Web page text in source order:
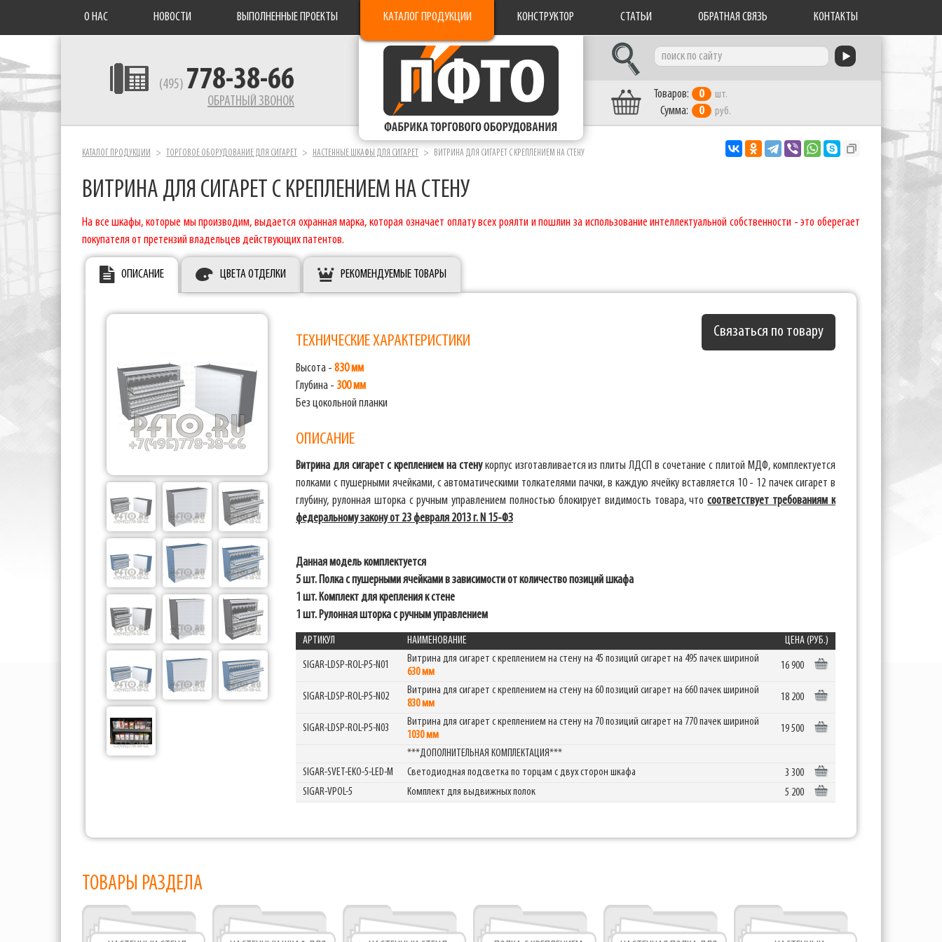
О НАС НОВОСТИ ВЫПОЛНЕННЫЕ ПРОЕКТЫ КАТАЛОГ ПРОДУКЦИИ КОНСТРУКТОР СТАТЬИ ОБРАТНАЯ СВЯЗЬ КОНТАКТЫ
(495) 778-38-66
ОБРАТНЫЙ ЗВОНОК
Фабрика торгового оборудования
Товаров: 0 шт.
Сумма: 0 руб.
КАТАЛОГ ПРОДУКЦИИ ТОРГОВОЕ ОБОРУДОВАНИЕ ДЛЯ СИГАРЕТ НАСТЕННЫЕ ШКАФЫ ДЛЯ СИГАРЕТ ВИТРИНА ДЛЯ СИГАРЕТ С КРЕПЛЕНИЕМ НА СТЕНУ
ВИТРИНА ДЛЯ СИГАРЕТ С КРЕПЛЕНИЕМ НА СТЕНУ
На все шкафы, которые мы производим, выдается охранная марка, которая означает оплату всех роялти и пошлин за использование интеллектуальной собственности - это оберегает
покупателя от претензий владельцев действующих патентов.
ОПИСАНИЕ ЦВЕТА ОТДЕЛКИ РЕКОМЕНДУЕМЫЕ ТОВАРЫ
Связаться по товару
ТЕХНИЧЕСКИЕ ХАРАКТЕРИСТИКИ
Высота - 830 мм
Глубина - 300 мм
Без цокольной планки
ОПИСАНИЕ
Витрина для сигарет с креплением на стенукорпус изготавливается из плиты ЛДСП в сочетание с плитой МДФ, комплектуется
полками с пушерными ячейками, с автоматическими толкателями пачки, в каждую ячейку вставляется 10 - 12 пачек сигарет в
глубину, рулонная шторка с ручным управлением полностью блокирует видимость товара, чтосоответствует требованиям к
федеральному закону от 23 февраля 2013 г. N 15-ФЗ
Данная модель комплектуется
5 шт. Полка с пушерными ячейками в зависимости от количество позиций шкафа
1 шт. Комплект для крепления к стене
1 шт. Рулонная шторка с ручным управлением
АРТИКУЛ НАИМЕНОВАНИЕ ЦЕНА (РУБ.)
SIGAR-LDSP-ROL-P5-N01
Витрина для сигарет с креплением на стену на 45 позиций сигарет на 495 пачек шириной
630 мм
16 900
SIGAR-LDSP-ROL-P5-N02
Витрина для сигарет с креплением на стену на 60 позиций сигарет на 660 пачек шириной
830 мм
18 200
SIGAR-LDSP-ROL-P5-N03
Витрина для сигарет с креплением на стену на 70 позиций сигарет на 770 пачек шириной
1030 мм
19 500
***ДОПОЛНИТЕЛЬНАЯ КОМПЛЕКТАЦИЯ***
SIGAR-SVET-EKO-5-LED-M
Светодиодная подсветка по торцам с двух сторон шкафа
3 300
SIGAR-VPOL-5
Комплект для выдвижных полок 5 200
ТОВАРЫ РАЗДЕЛА